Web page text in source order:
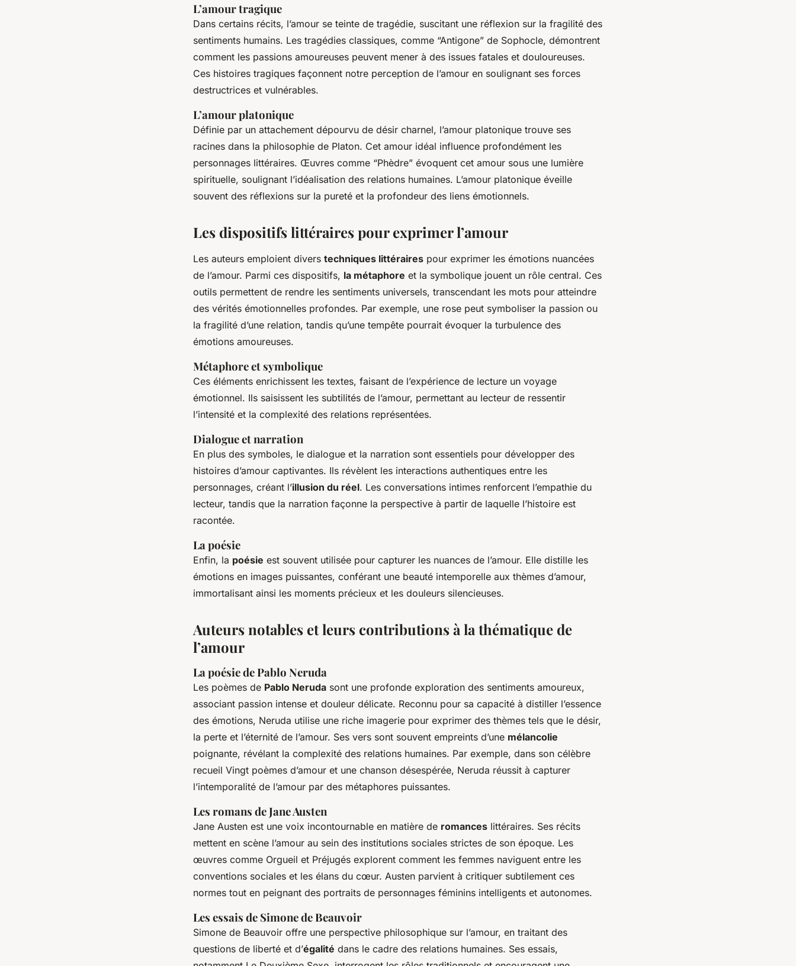
L’amour tragique
Dans certains récits, l’amour se teinte de tragédie, suscitant une réflexion sur la fragilité des
sentiments humains. Les tragédies classiques, comme “Antigone” de Sophocle, démontrent
comment les passions amoureuses peuvent mener à des issues fatales et douloureuses.
Ces histoires tragiques façonnent notre perception de l’amour en soulignant ses forces
destructrices et vulnérables.
L’amour platonique
Définie par un attachement dépourvu de désir charnel, l’amour platonique trouve ses
racines dans la philosophie de Platon. Cet amour idéal influence profondément les
personnages littéraires. Œuvres comme “Phèdre” évoquent cet amour sous une lumière
spirituelle, soulignant l’idéalisation des relations humaines. L’amour platonique éveille
souvent des réflexions sur la pureté et la profondeur des liens émotionnels.
Les dispositifs littéraires pour exprimer l’amour
Les auteurs emploient divers techniques littéraires pour exprimer les émotions nuancées
de l’amour. Parmi ces dispositifs, la métaphore et la symbolique jouent un rôle central. Ces
outils permettent de rendre les sentiments universels, transcendant les mots pour atteindre
des vérités émotionnelles profondes. Par exemple, une rose peut symboliser la passion ou
la fragilité d’une relation, tandis qu’une tempête pourrait évoquer la turbulence des
émotions amoureuses.
Métaphore et symbolique
Ces éléments enrichissent les textes, faisant de l’expérience de lecture un voyage
émotionnel. Ils saisissent les subtilités de l’amour, permettant au lecteur de ressentir
l’intensité et la complexité des relations représentées.
Dialogue et narration
En plus des symboles, le dialogue et la narration sont essentiels pour développer des
histoires d’amour captivantes. Ils révèlent les interactions authentiques entre les
personnages, créant l’illusion du réel. Les conversations intimes renforcent l’empathie du
lecteur, tandis que la narration façonne la perspective à partir de laquelle l’histoire est
racontée.
La poésie
Enfin, la poésie est souvent utilisée pour capturer les nuances de l’amour. Elle distille les
émotions en images puissantes, conférant une beauté intemporelle aux thèmes d’amour,
immortalisant ainsi les moments précieux et les douleurs silencieuses.
Auteurs notables et leurs contributions à la thématique de
l’amour
La poésie de Pablo Neruda
Les poèmes de Pablo Neruda sont une profonde exploration des sentiments amoureux,
associant passion intense et douleur délicate. Reconnu pour sa capacité à distiller l’essence
des émotions, Neruda utilise une riche imagerie pour exprimer des thèmes tels que le désir,
la perte et l’éternité de l’amour. Ses vers sont souvent empreints d’une mélancolie
poignante, révélant la complexité des relations humaines. Par exemple, dans son célèbre
recueil Vingt poèmes d’amour et une chanson désespérée, Neruda réussit à capturer
l’intemporalité de l’amour par des métaphores puissantes.
Les romans de Jane Austen
Jane Austen est une voix incontournable en matière de romances littéraires. Ses récits
mettent en scène l’amour au sein des institutions sociales strictes de son époque. Les
œuvres comme Orgueil et Préjugés explorent comment les femmes naviguent entre les
conventions sociales et les élans du cœur. Austen parvient à critiquer subtilement ces
normes tout en peignant des portraits de personnages féminins intelligents et autonomes.
Les essais de Simone de Beauvoir
Simone de Beauvoir offre une perspective philosophique sur l’amour, en traitant des
questions de liberté et d’égalité dans le cadre des relations humaines. Ses essais,